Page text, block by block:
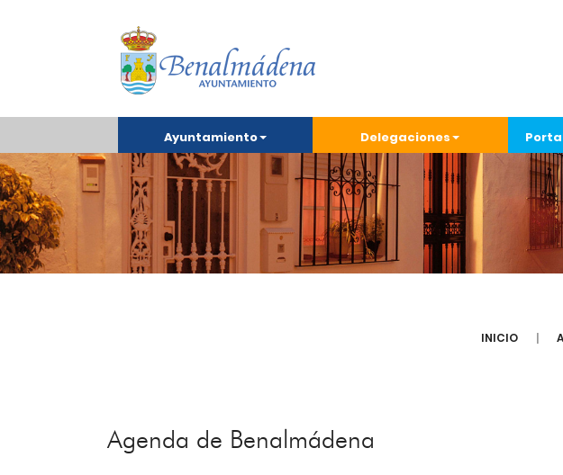
Ayuntamiento Delegaciones
INICIO
Agenda de Benalmádena